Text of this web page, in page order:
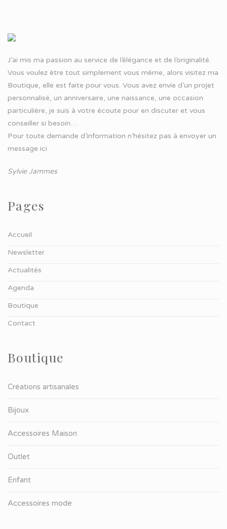
J’ai mis ma passion au service de l’élégance et de l’originalité.
Vous voulez être tout simplement vous même, alors visitez ma
Boutique, elle est faite pour vous. Vous avez envie d’un projet
personnalisé, un anniversaire, une naissance, une occasion
particulière, je suis à votre écoute pour en discuter et vous
conseiller si besoin…
Pour toute demande d’information n’hésitez pas à envoyer un
message ici
Sylvie Jammes
Pages
Accueil
Newsletter
Actualités
Agenda
Boutique
Contact
Boutique
Créations artisanales
Bijoux
Accessoires Maison
Outlet
Enfant
Accessoires mode